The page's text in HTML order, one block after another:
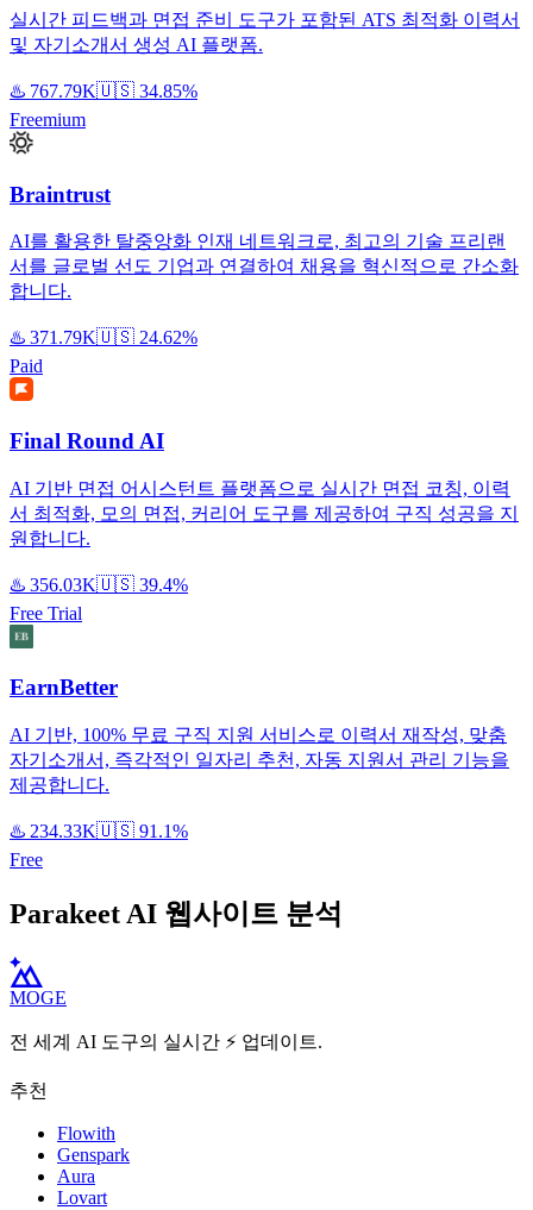
실시간 피드백과 면접 준비 도구가 포함된 ATS 최적화 이력서
및 자기소개서 생성 AI 플랫폼.
♨️ 767.79K🇺🇸 34.85%
Freemium
Braintrust
AI를 활용한 탈중앙화 인재 네트워크로, 최고의 기술 프리랜
서를 글로벌 선도 기업과 연결하여 채용을 혁신적으로 간소화
합니다.
♨️ 371.79K🇺🇸 24.62%
Paid
Final Round AI
AI 기반 면접 어시스턴트 플랫폼으로 실시간 면접 코칭, 이력
서 최적화, 모의 면접, 커리어 도구를 제공하여 구직 성공을 지
원합니다.
♨️ 356.03K🇺🇸 39.4%
Free Trial
EarnBetter
AI 기반, 100% 무료 구직 지원 서비스로 이력서 재작성, 맞춤
자기소개서, 즉각적인 일자리 추천, 자동 지원서 관리 기능을
제공합니다.
♨️ 234.33K🇺🇸 91.1%
Free
Parakeet AI 웹사이트 분석
MOGE
전 세계 AI 도구의 실시간 ⚡️ 업데이트.
추천
Flowith
Genspark
Aura
Lovart